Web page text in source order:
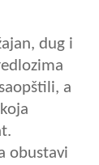
dug i
a
obustavi